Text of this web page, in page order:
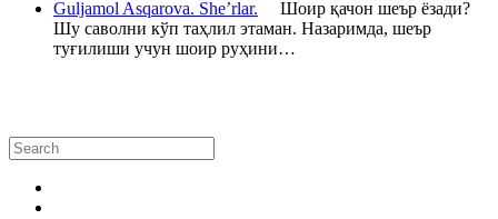
Guljamol Asqarova. She’rlar. Шоир қачон шеър ёзади?
Шу саволни кўп таҳлил этаман. Назаримда, шеър
туғилиши учун шоир руҳини…